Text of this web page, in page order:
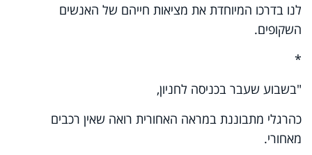
לנו בדרכו המיוחדת את מציאות חייהם של האנשים
השקופים.
*
"בשבוע שעבר בכניסה לחניון,
כהרגלי מתבוננת במראה האחורית רואה שאין רכבים
מאחורי.